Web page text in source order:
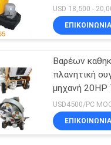
γρανίτη
πολλών
ΕΠΙΚΟΙΝΩΝΊΑ
Βαρέων
πλανητική
μηχανή
μύλων
USD4500/PC
ΕΠΙΚΟΙΝΩΝΊΑ